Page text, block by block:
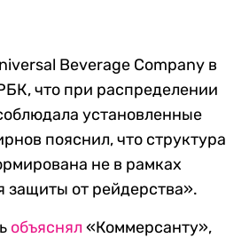
Beverage Company в
что при распределении
установленные
пояснил, что структура
не в рамках
защиты от рейдерства».
объяснял «Коммерсанту»,